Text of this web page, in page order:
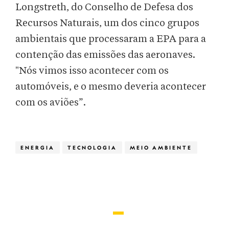
Longstreth, do Conselho de Defesa dos
Recursos Naturais, um dos cinco grupos
ambientais que processaram a EPA para a
contenção das emissões das aeronaves.
"Nós vimos isso acontecer com os
automóveis, e o mesmo deveria acontecer
com os aviões”.
ENERGIA TECNOLOGIA MEIO AMBIENTE